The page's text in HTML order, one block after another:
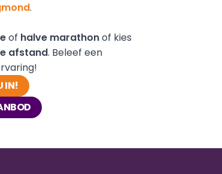
.
of halve marathon of kies
afstand. Beleef een
IN!